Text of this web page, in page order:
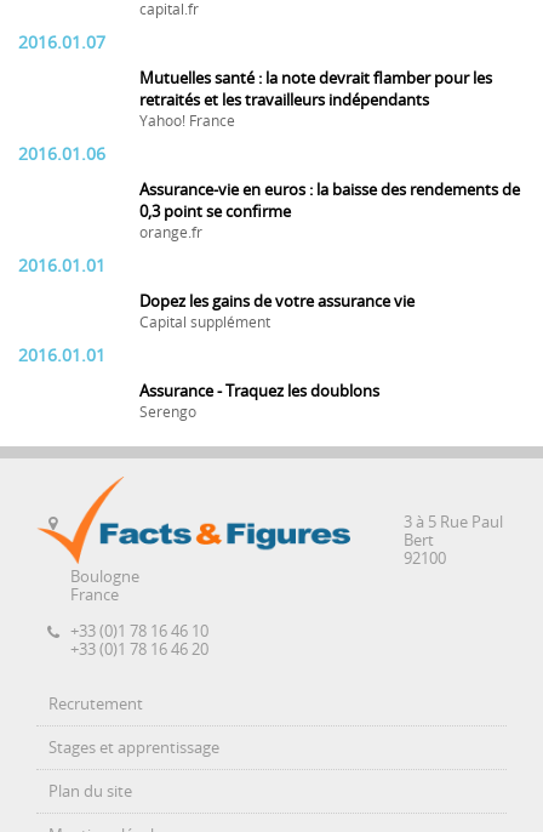
capital.fr
2016.01.07
Mutuelles santé : la note devrait flamber pour les
retraités et les travailleurs indépendants
Yahoo! France
2016.01.06
Assurance-vie en euros : la baisse des rendements de
0,3 point se confirme
orange.fr
2016.01.01
Dopez les gains de votre assurance vie
Capital supplément
2016.01.01
Assurance - Traquez les doublons
Serengo
3 à 5 Rue Paul
Bert
92100
Boulogne
France
+33 (0)1 78 16 46 10
+33 (0)1 78 16 46 20
Recrutement
Stages et apprentissage
Plan du site